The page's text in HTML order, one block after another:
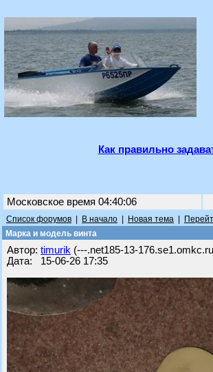
Как правильно
Московское время 04:40:06
Список форумов В начало Новая тема
Марка и модель винта
Автор: timurik (---.net185-13-
Дата: 15-06-26 17:35